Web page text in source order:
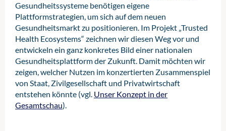
Gesundheitssysteme benötigen eigene
Plattformstrategien, um sich auf dem neuen
Gesundheitsmarkt zu positionieren. Im Projekt „Trusted
Health Ecosystems“ zeichnen wir diesen Weg vor und
entwickeln ein ganz konkretes Bild einer nationalen
Gesundheitsplattform der Zukunft. Damit möchten wir
zeigen, welcher Nutzen im konzertierten Zusammenspiel
von Staat, Zivilgesellschaft und Privatwirtschaft
entstehen könnte (vgl. Unser Konzept in der
Gesamtschau).